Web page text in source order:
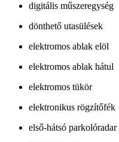
digitális műszeregység
dönthető utasülések
elektromos ablak elöl
elektromos ablak hátul
elektromos tükör
elektronikus rögzítőfék
első-hátsó parkolóradar